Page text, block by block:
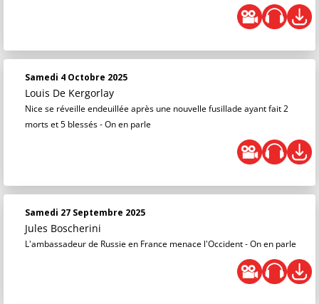
Samedi 4 Octobre 2025
Louis De Kergorlay
Nice se réveille endeuillée après une nouvelle fusillade ayant fait 2
morts et 5 blessés - On en parle
Samedi 27 Septembre 2025
Jules Boscherini
L'ambassadeur de Russie en France menace l'Occident - On en parle